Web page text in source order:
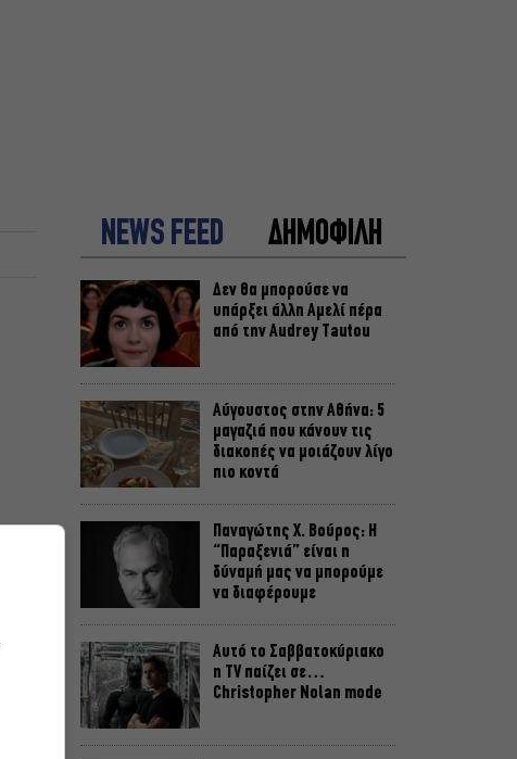
NEWS FEED ΔΗΜΟΦΙΛΗ
Δεν θα μπορούσε να
υπάρξει άλλη Αμελί πέρα
από την Audrey Tautou
Αύγουστος στην Αθήνα: 5
μαγαζιά που κάνουν τις
διακοπές να μοιάζουν λίγο
πιο κοντά
Παναγώτης Χ. Βούρος: Η
“Παραξενιά” είναι η
δύναμή μας να μπορούμε
να διαφέρουμε
Αυτό το Σαββατοκύριακο
η TV παίζει σε…
Christopher Nolan mode